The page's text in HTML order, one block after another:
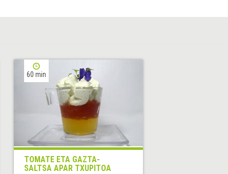
60 min
TOMATE ETA GAZTA-
SALTSA APAR TXUPITOA